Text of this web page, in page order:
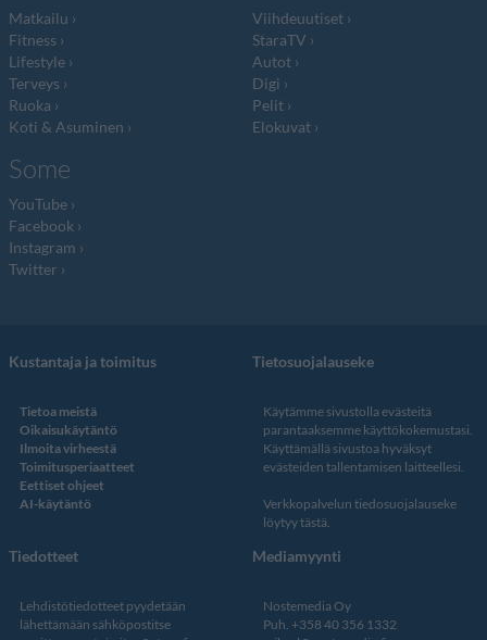
Matkailu
Fitness
Lifestyle
Terveys
Ruoka
Koti & Asuminen
Viihdeuutiset
StaraTV
Autot
Digi
Pelit
Elokuvat
Some
YouTube
Facebook
Instagram
Twitter
Kustantaja ja toimitus
Tietoa meistä
Oikaisukäytäntö
Ilmoita virheestä
Toimitusperiaatteet
Eettiset ohjeet
AI-käytäntö
Tietosuojalauseke
Käytämme sivustolla evästeitä
parantaaksemme käyttökokemustasi.
Käyttämällä sivustoa hyväksyt
evästeiden tallentamisen laitteellesi.
Verkkopalvelun tiedosuojalauseke
löytyy tästä
Tiedotteet
Lehdistötiedotteet pyydetään
lähettämään sähköpostitse
Mediamyynti
Nostemedia Oy
Puh. +358 40 356 1332